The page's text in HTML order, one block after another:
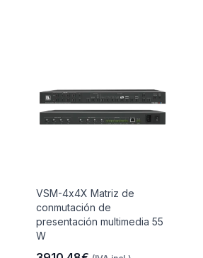
VSM-4x4X Matriz de
conmutación de
presentación multimedia 55
W